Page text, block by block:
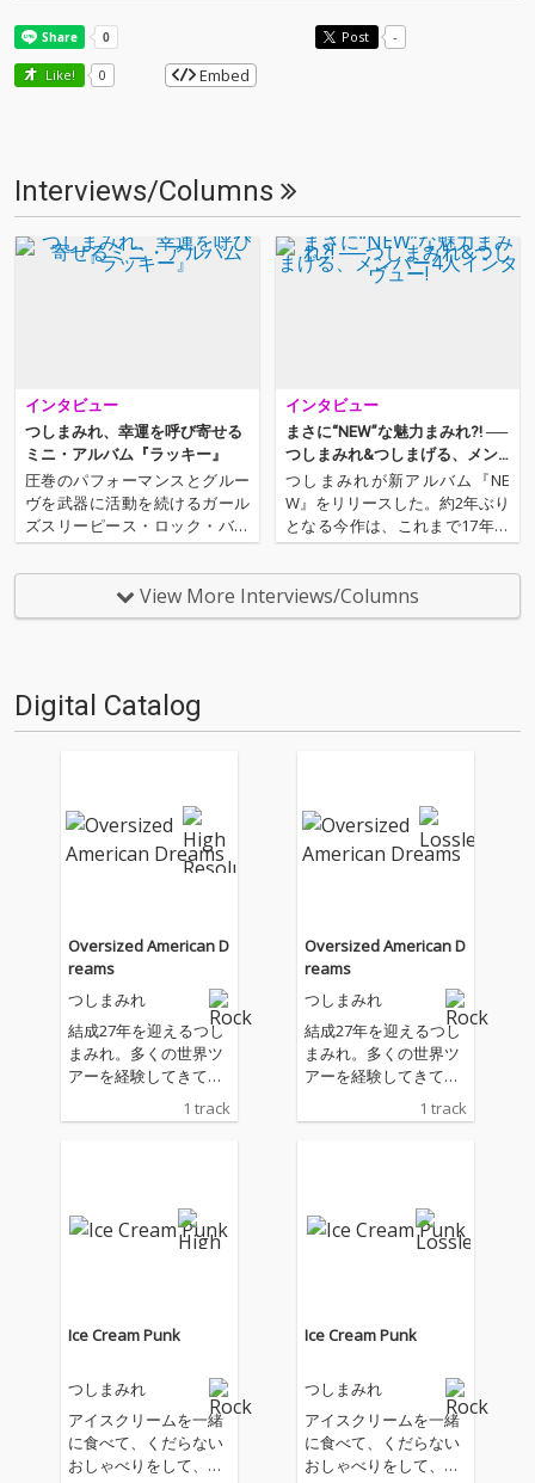
Post -
Like! 0 Embed
Interviews/Columns
インタビュー
つしまみれ、幸運を呼び寄せる
ミニ・アルバム『ラッキー』
圧巻のパフォーマンスとグルー
ヴを武器に活動を続けるガール
ズスリーピース・ロック・バン
ド、つしまみれ。結成21年を迎
え、「食・愛・平和・金・運」
をテーマに作られた新作ミニ・
アルバム『ラッキー』は、真摯
インタビュー
まさに“NEW”な魅力まみれ?! ──
つしまみれ&つしまげる、メン
バー4人インタヴュー!
つしまみれが新アルバム『NE
W』をリリースした。約2年ぶり
となる今作は、これまで17年半
活動をともにしてきたメンバ
ー、みずえ(Dr)脱退を乗り超
え、そして新ドラマー・まいこ
加入後初となる作品となる。ま
View More Interviews/Columns
Digital Catalog
Oversized American D
reams
つしまみれ
結成27年を迎えるつし
まみれ。多くの世界ツ
アーを経験してきてき
ことそれは「OVER SIZ
アーだった。初めての
土地で大歓声を浴びつ
同時にとても大事なも
のであり運び続けなけ
と。その当時の気持ち
を今もなお持ち続けそ
してついに曲となっ
た。 お荷物とは、旅に
1 track
Oversized American D
reams
つしまみれ
結成27年を迎えるつし
まみれ。多くの世界ツ
アーを経験してきてき
た彼女たちが訴えたい
ことそれは「OVER SIZ
アーだった。初めての
土地で大歓声を浴びつ
同時にとても大事なも
のであり運び続けなけ
と。その当時の気持ち
を今もなお持ち続けそ
してついに曲となっ
た。 お荷物とは、旅に
1 track
Ice Cream Punk
つしまみれ
アイスクリームを一緒
に食べて、くだらない
おしゃべりをして、あ
Ice Cream Punk
つしまみれ
アイスクリームを一緒
に食べて、くだらない
おしゃべりをして、あ